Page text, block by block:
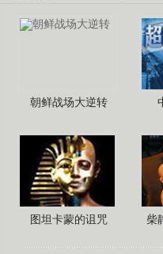
朝鲜战场大逆转
图坦卡蒙的诅咒 柴